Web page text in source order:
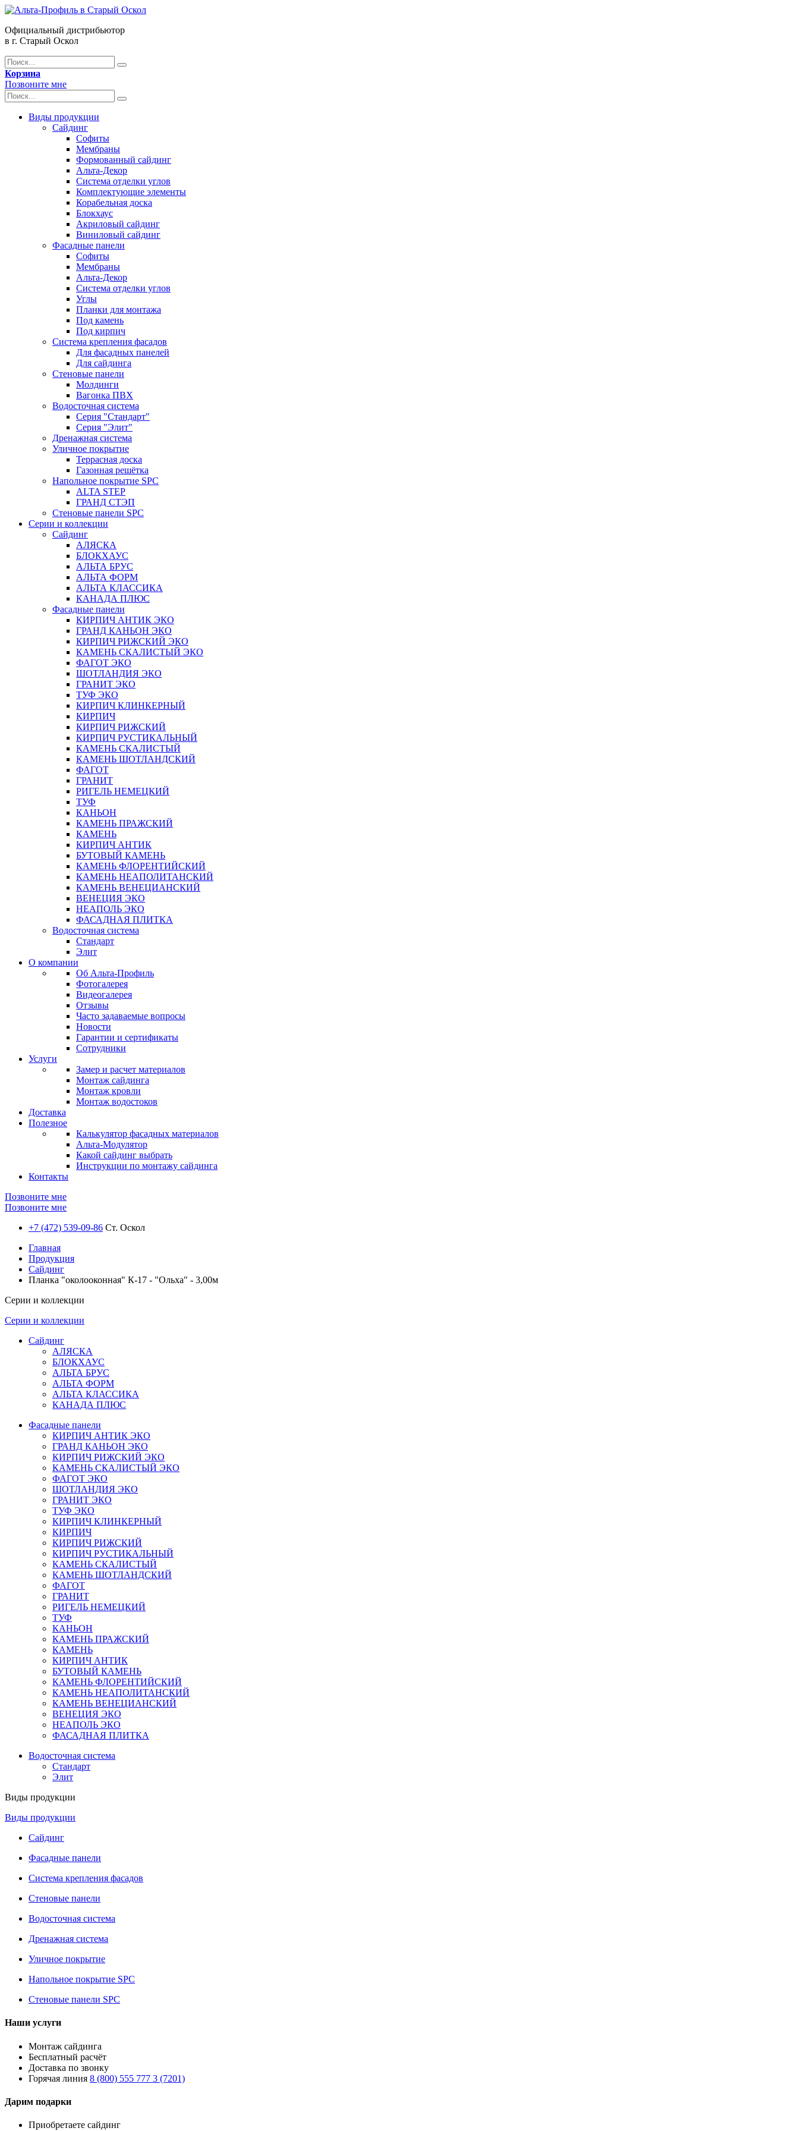
Официальный дистрибьютор
в г. Старый Оскол
Корзина
Позвоните мне
Виды продукции
Сайдинг
Софиты
Мембраны
Формованный сайдинг
Альта-Декор
Система отделки углов
Комплектующие элементы
Корабельная доска
Блокхаус
Акриловый сайдинг
Виниловый сайдинг
Фасадные панели
Софиты
Мембраны
Альта-Декор
Система отделки углов
Углы
Планки для монтажа
Под камень
Под кирпич
Система крепления фасадов
Для фасадных панелей
Для сайдинга
Стеновые панели
Молдинги
Вагонка ПВХ
Водосточная система
Серия "Стандарт"
Серия "Элит"
Дренажная система
Уличное покрытие
Террасная доска
Газонная решётка
Напольное покрытие SPC
ALTA STEP
ГРАНД СТЭП
Стеновые панели SPC
Серии и коллекции
Сайдинг
АЛЯСКА
БЛОКХАУС
АЛЬТА БРУС
АЛЬТА ФОРМ
АЛЬТА КЛАССИКА
КАНАДА ПЛЮС
Фасадные панели
КИРПИЧ АНТИК ЭКО
ГРАНД КАНЬОН ЭКО
КИРПИЧ РИЖСКИЙ ЭКО
КАМЕНЬ СКАЛИСТЫЙ ЭКО
ФАГОТ ЭКО
ШОТЛАНДИЯ ЭКО
ГРАНИТ ЭКО
ТУФ ЭКО
КИРПИЧ КЛИНКЕРНЫЙ
КИРПИЧ
КИРПИЧ РИЖСКИЙ
КИРПИЧ РУСТИКАЛЬНЫЙ
КАМЕНЬ СКАЛИСТЫЙ
КАМЕНЬ ШОТЛАНДСКИЙ
ФАГОТ
ГРАНИТ
РИГЕЛЬ НЕМЕЦКИЙ
ТУФ
КАНЬОН
КАМЕНЬ ПРАЖСКИЙ
КАМЕНЬ
КИРПИЧ АНТИК
БУТОВЫЙ КАМЕНЬ
КАМЕНЬ ФЛОРЕНТИЙСКИЙ
КАМЕНЬ НЕАПОЛИТАНСКИЙ
КАМЕНЬ ВЕНЕЦИАНСКИЙ
ВЕНЕЦИЯ ЭКО
НЕАПОЛЬ ЭКО
ФАСАДНАЯ ПЛИТКА
Водосточная система
Стандарт
Элит
О компании
Об Альта-Профиль
Фотогалерея
Видеогалерея
Отзывы
Часто задаваемые вопросы
Новости
Гарантии и сертификаты
Сотрудники
Услуги
Замер и расчет материалов
Монтаж сайдинга
Монтаж кровли
Монтаж водостоков
Доставка
Полезное
Калькулятор фасадных материалов
Альта-Модулятор
Какой сайдинг выбрать
Инструкции по монтажу сайдинга
Контакты
Позвоните мне
Позвоните мне
+7 (472) 539-09-86 Ст. Оскол
Главная
Продукция
Сайдинг
Планка "околооконная" К-17 - "Ольха" - 3,00м
Серии и коллекции
Серии и коллекции
Сайдинг
АЛЯСКА
БЛОКХАУС
АЛЬТА БРУС
АЛЬТА ФОРМ
АЛЬТА КЛАССИКА
КАНАДА ПЛЮС
Фасадные панели
КИРПИЧ АНТИК ЭКО
ГРАНД КАНЬОН ЭКО
КИРПИЧ РИЖСКИЙ ЭКО
КАМЕНЬ СКАЛИСТЫЙ ЭКО
ФАГОТ ЭКО
ШОТЛАНДИЯ ЭКО
ГРАНИТ ЭКО
ТУФ ЭКО
КИРПИЧ КЛИНКЕРНЫЙ
КИРПИЧ
КИРПИЧ РИЖСКИЙ
КИРПИЧ РУСТИКАЛЬНЫЙ
КАМЕНЬ СКАЛИСТЫЙ
КАМЕНЬ ШОТЛАНДСКИЙ
ФАГОТ
ГРАНИТ
РИГЕЛЬ НЕМЕЦКИЙ
ТУФ
КАНЬОН
КАМЕНЬ ПРАЖСКИЙ
КАМЕНЬ
КИРПИЧ АНТИК
БУТОВЫЙ КАМЕНЬ
КАМЕНЬ ФЛОРЕНТИЙСКИЙ
КАМЕНЬ НЕАПОЛИТАНСКИЙ
КАМЕНЬ ВЕНЕЦИАНСКИЙ
ВЕНЕЦИЯ ЭКО
НЕАПОЛЬ ЭКО
ФАСАДНАЯ ПЛИТКА
Водосточная система
Стандарт
Элит
Виды продукции
Виды продукции
Сайдинг
Фасадные панели
Система крепления фасадов
Стеновые панели
Водосточная система
Дренажная система
Уличное покрытие
Напольное покрытие SPC
Стеновые панели SPC
Наши услуги
Монтаж сайдинга
Бесплатный расчёт
Доставка по звонку
Горячая линия 8 (800) 555 777 3 (7201)
Дарим подарки
Приобретаете сайдинг